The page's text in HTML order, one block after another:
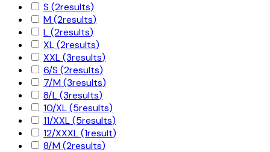
S (2results)
M(2results)
L(2results)
XL(2results)
XXL(3results)
6/S (2results)
7/M(3results)
8/L(3results)
10/XL(5results)
11/XXL(5results)
12/XXXL(1result)
8/M(2results)